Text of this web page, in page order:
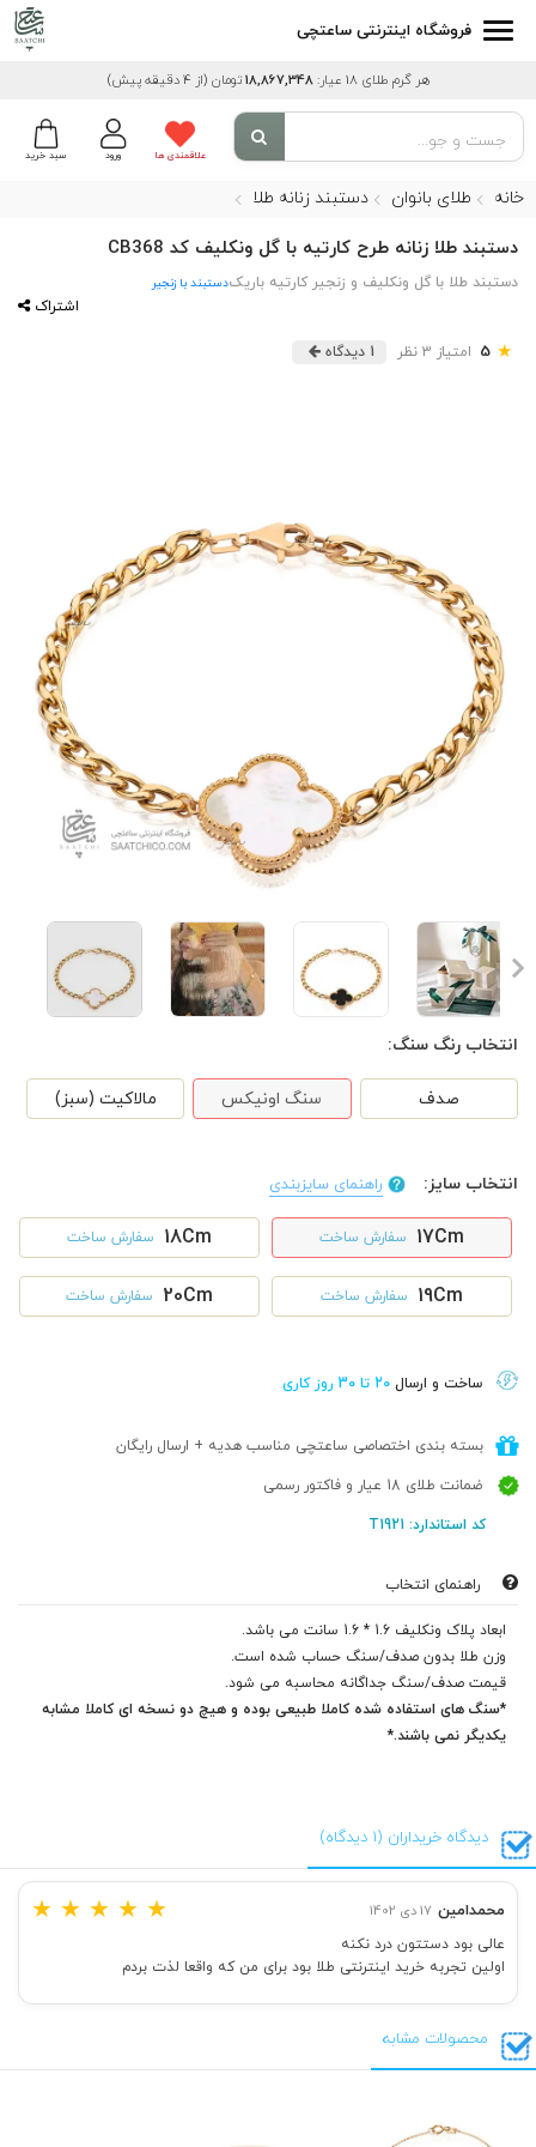
فروشگاه اینترنتی ساعتچی
هر گرم طلای 18 عیار: 18,867,348تومان (از 4 دقیقه پیش)
سبد خرید ورود علاقمندی ها
خانه طلای بانوان دستبند زنانه طلا
دستبند طلا زنانه طرح کارتیه با گل ونکلیف کد CB368
دستبند طلا با گل ونکلیف و زنجیر کارتیه باریکدستبند با زنجیر
اشتراک
★
5 امتیاز 3 نظر 1 دیدگاه
انتخاب رنگ سنگ:
صدف سنگ اونیکس مالاکیت (سبز)
انتخاب سایز: راهنمای سایزبندی
17Cm سفارش ساخت 18Cm سفارش ساخت
19Cm سفارش ساخت 20Cm سفارش ساخت
ساخت و ارسال 20 تا 30 روز کاری
بسته بندی اختصاصی ساعتچی مناسب هدیه + ارسال رایگان
ضمانت طلای 18 عیار و فاکتور رسمی
کد استاندارد: T1921
راهنمای انتخاب
ابعاد پلاک ونکلیف 1.6 * 1.6 سانت می باشد.
وزن طلا بدون صدف/سنگ حساب شده است.
قیمت صدف/سنگ جداگانه محاسبه می شود.
*سنگ های استفاده شده کاملا طبیعی بوده و هیچ دو نسخه ای کاملا مشابه
یکدیگر نمی باشند.*
دیدگاه خریداران (1 دیدگاه)
محمدامین 17 دی 1402 ★ ★ ★ ★ ★
عالی بود دستتون درد نکنه
اولین تجربه خرید اینترنتی طلا بود برای من که واقعا لذت بردم
محصولات مشابه